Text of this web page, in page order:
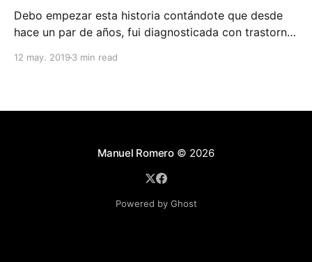
Debo empezar esta historia contándote que desde
hace un par de años, fui diagnosticada con trastorno
que, en palabras no técnicas, hace que las personas
12 may. 2019 3 min read
Manuel Romero © 2026
Powered by Ghost